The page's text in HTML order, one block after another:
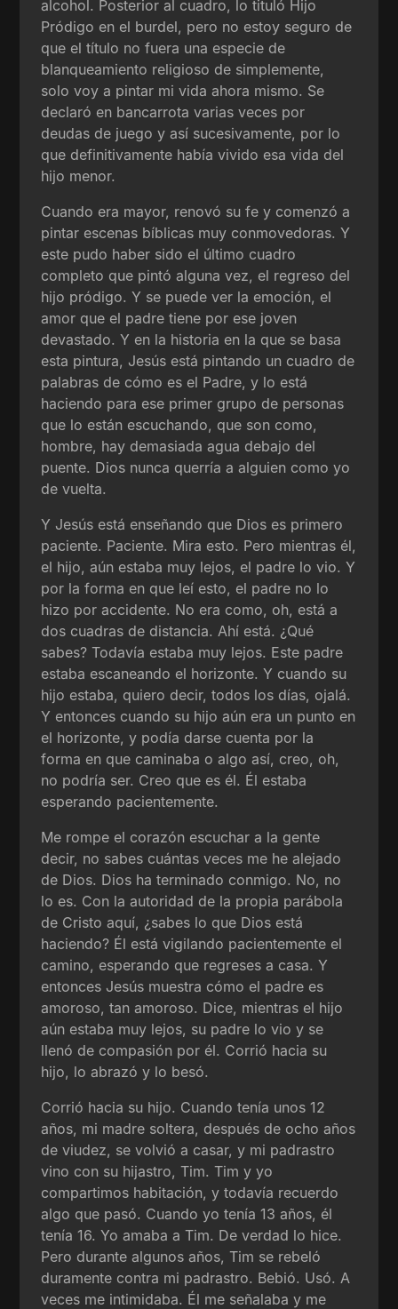
alcohol. Posterior al cuadro, lo tituló Hijo
Pródigo en el burdel, pero no estoy seguro de
que el título no fuera una especie de
blanqueamiento religioso de simplemente,
solo voy a pintar mi vida ahora mismo. Se
declaró en bancarrota varias veces por
deudas de juego y así sucesivamente, por lo
que definitivamente había vivido esa vida del
hijo menor.
Cuando era mayor, renovó su fe y comenzó a
pintar escenas bíblicas muy conmovedoras. Y
este pudo haber sido el último cuadro
completo que pintó alguna vez, el regreso del
hijo pródigo. Y se puede ver la emoción, el
amor que el padre tiene por ese joven
devastado. Y en la historia en la que se basa
esta pintura, Jesús está pintando un cuadro de
palabras de cómo es el Padre, y lo está
haciendo para ese primer grupo de personas
que lo están escuchando, que son como,
hombre, hay demasiada agua debajo del
puente. Dios nunca querría a alguien como yo
de vuelta.
Y Jesús está enseñando que Dios es primero
paciente. Paciente. Mira esto. Pero mientras él,
el hijo, aún estaba muy lejos, el padre lo vio. Y
por la forma en que leí esto, el padre no lo
hizo por accidente. No era como, oh, está a
dos cuadras de distancia. Ahí está. ¿Qué
sabes? Todavía estaba muy lejos. Este padre
estaba escaneando el horizonte. Y cuando su
hijo estaba, quiero decir, todos los días, ojalá.
Y entonces cuando su hijo aún era un punto en
el horizonte, y podía darse cuenta por la
forma en que caminaba o algo así, creo, oh,
no podría ser. Creo que es él. Él estaba
esperando pacientemente.
Me rompe el corazón escuchar a la gente
decir, no sabes cuántas veces me he alejado
de Dios. Dios ha terminado conmigo. No, no
lo es. Con la autoridad de la propia parábola
de Cristo aquí, ¿sabes lo que Dios está
haciendo? Él está vigilando pacientemente el
camino, esperando que regreses a casa. Y
entonces Jesús muestra cómo el padre es
amoroso, tan amoroso. Dice, mientras el hijo
aún estaba muy lejos, su padre lo vio y se
llenó de compasión por él. Corrió hacia su
hijo, lo abrazó y lo besó.
Corrió hacia su hijo. Cuando tenía unos 12
años, mi madre soltera, después de ocho años
de viudez, se volvió a casar, y mi padrastro
vino con su hijastro, Tim. Tim y yo
compartimos habitación, y todavía recuerdo
algo que pasó. Cuando yo tenía 13 años, él
tenía 16. Yo amaba a Tim. De verdad lo hice.
Pero durante algunos años, Tim se rebeló
duramente contra mi padrastro. Bebió. Usó. A
veces me intimidaba. Él me señalaba y me